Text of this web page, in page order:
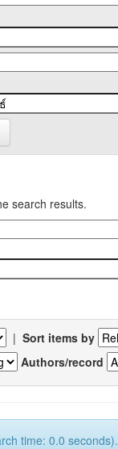
search results.
| Sort items by
Authors/record
time: 0.0 seconds).